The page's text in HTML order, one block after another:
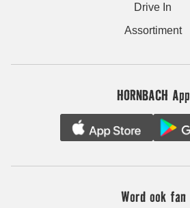
Drive In
Assortiment
HORNBACH App
Word ook fan